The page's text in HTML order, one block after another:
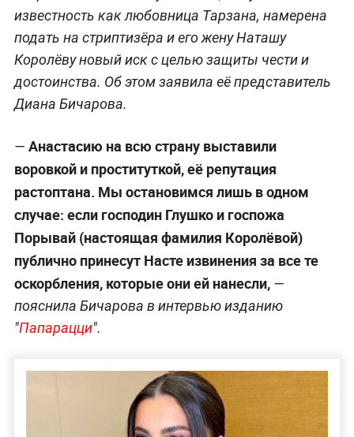
известность как любовница Тарзана, намерена
подать на стриптизёра и его жену Наташу
Королёву новый иск с целью защиты чести и
достоинства. Об этом заявила её представитель
Диана Бичарова.
— Анастасию на всю страну выставили
воровкой и проституткой, её репутация
растоптана. Мы остановимся лишь в одном
случае: если господин Глушко и госпожа
Порывай (настоящая фамилия Королёвой)
публично принесут Насте извинения за все те
оскорбления, которые они ей нанесли, —
пояснила Бичарова в интервью изданию
"Папарацци".